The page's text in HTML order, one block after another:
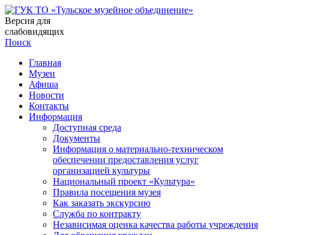
Версия для
слабовидящих
Поиск
Главная
Музеи
Афиша
Новости
Контакты
Информация
Доступная среда
Документы
Информация о материально-техническом
обеспечении предоставления услуг
организацией культуры
Национальный проект «Культура»
Правила посещения музея
Как заказать экскурсию
Служба по контракту
Независимая оценка качества работы учреждения